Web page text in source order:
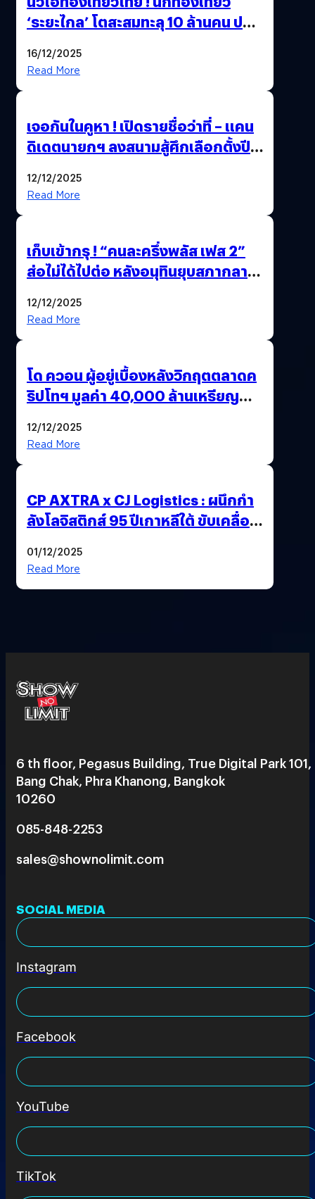
‘ระยะไกล’ โตสะสมทะลุ 10 ล้านคน ปลุก
11.66 ล้านคน
16/12/2025
Read More
เจอกันในคูหา ! เปิดรายชื่อว่าที่ – แคน
ดิเดตนายกฯ ลงสนามสู้ศึกเลือกตั้งปี
12/12/2025
Read More
เก็บเข้ากรุ ! “คนละครึ่งพลัส เฟส 2”
ส่อไม่ได้ไปต่อ หลังอนุทินยุบสภากลาย
15 ธ.ค. นี้
12/12/2025
Read More
โด ควอน ผู้อยู่เบื้องหลังวิกฤตตลาดค
ริปโทฯ มูลค่า 40,000 ล้านเหรียญ
12/12/2025
Read More
CP AXTRA x CJ Logistics : ผนึกกำ
ลังโลจิสติกส์ 95 ปีเกาหลีใต้ ขับเคลื่อน
01/12/2025
Read More
6 th floor, Pegasus Building, True Digital Park 101,
Bang Chak, Phra Khanong, Bangkok
10260
085-848-2253
sales@shownolimit.com
SOCIAL MEDIA
Instagram
Facebook
YouTube
TikTok